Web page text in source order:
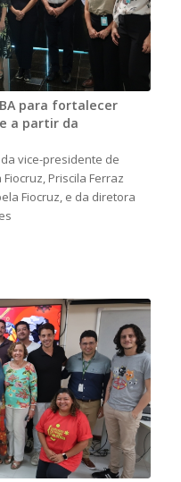
para fortalecer
a partir da
vice-presidente de
Priscila Ferraz
Fiocruz, e da diretora